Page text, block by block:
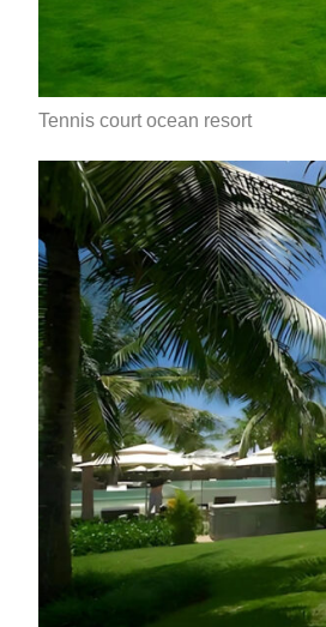
Tennis court ocean resort